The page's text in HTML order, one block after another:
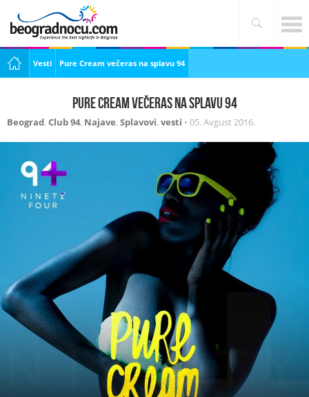
Vesti Pure Cream večeras na splavu 94
Pure Cream večeras na splavu 94
Beograd, Club 94, Najave, Splavovi, vesti • 05. Avgust 2016.